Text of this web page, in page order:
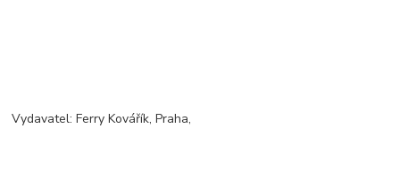
Vydavatel: Ferry Kovářík, Praha,